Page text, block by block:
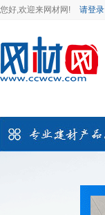
您好,欢迎来网材网! 请登录